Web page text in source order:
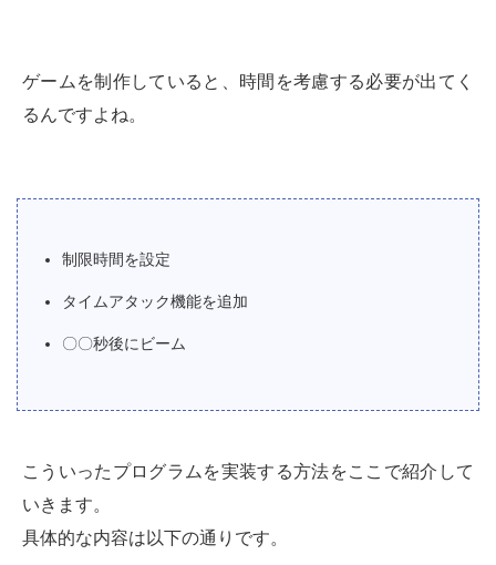
ゲームを制作していると、時間を考慮する必要が出てく
るんですよね。
制限時間を設定
タイムアタック機能を追加
〇〇秒後にビーム
こういったプログラムを実装する方法をここで紹介して
いきます。
具体的な内容は以下の通りです。